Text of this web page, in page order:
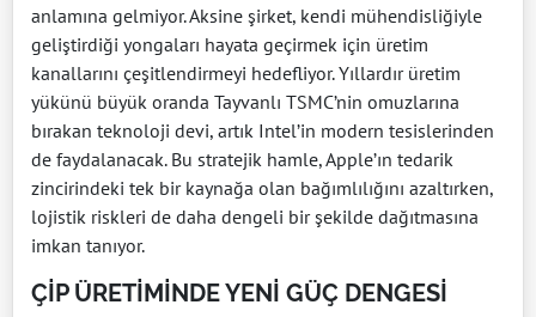
anlamına gelmiyor. Aksine şirket, kendi mühendisliğiyle
geliştirdiği yongaları hayata geçirmek için üretim
kanallarını çeşitlendirmeyi hedefliyor. Yıllardır üretim
yükünü büyük oranda Tayvanlı TSMC’nin omuzlarına
bırakan teknoloji devi, artık Intel’in modern tesislerinden
de faydalanacak. Bu stratejik hamle, Apple’ın tedarik
zincirindeki tek bir kaynağa olan bağımlılığını azaltırken,
lojistik riskleri de daha dengeli bir şekilde dağıtmasına
imkan tanıyor.
ÇİP ÜRETİMİNDE YENİ GÜÇ DENGESİ